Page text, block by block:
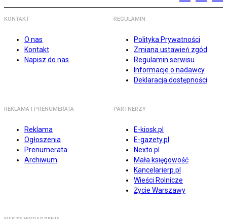
KONTAKT
O nas
Kontakt
Napisz do nas
REGULAMIN
Polityka Prywatności
Zmiana ustawień zgód
Regulamin serwisu
Informacje o nadawcy
Deklaracja dostępności
REKLAMA I PRENUMERATA
Reklama
Ogłoszenia
Prenumerata
Archiwum
PARTNERZY
E-kiosk.pl
E-gazety.pl
Nexto.pl
Mała księgowość
Kancelarierp.pl
Wieści Rolnicze
Życie Warszawy